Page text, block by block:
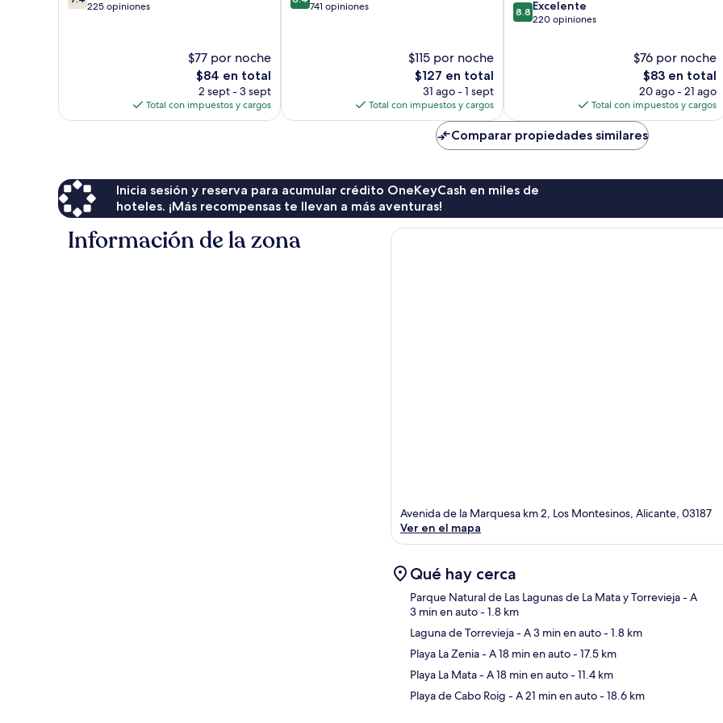
de 225 opiniones
$77 por noche
El
precio
actual
es
$84 en total
2 sept - 3 sept
Total con impuestos y cargos
de 741 opiniones
$115 por noche
El
precio
actual
es
$127 en total
31 ago - 1 sept
Total con impuestos y cargos
8.8
de
8.8 Excelente
220 opiniones
$76 por noche
El
precio
actual
es
de
$83
$83 en total
20 ago - 21 ago
Total con impuestos y cargos
Comparar propiedades similares
Inicia sesión y reserva para acumular crédito OneKeyCash en miles de
hoteles. ¡Más recompensas te llevan a más aventuras!
Información de la zona
Avenida de la Marquesa km 2, Los Montesinos, Alicante, 03187
Ver en el mapa
Qué hay cerca
Parque Natural de Las Lagunas de La Mata y Torrevieja- A
3 min en auto- 1.8 km
Laguna de Torrevieja- A 3 min en auto- 1.8 km
Playa La Zenia- A 18 min en auto- 17.5 km
Playa La Mata- A 18 min en auto- 11.4 km
Playa de Cabo Roig - A 21 min en auto- 18.6 km